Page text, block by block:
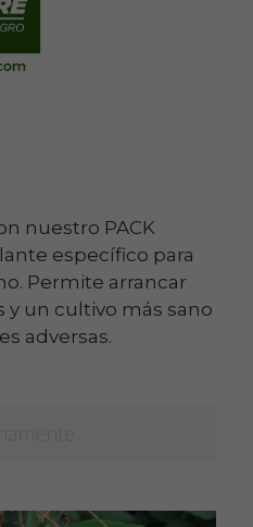
nuestro PACK
específico para
Permite arrancar
un cultivo más sano
adversas.